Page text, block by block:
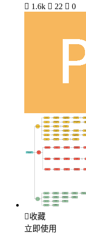
 1.6k  22  0
收藏
立即使用